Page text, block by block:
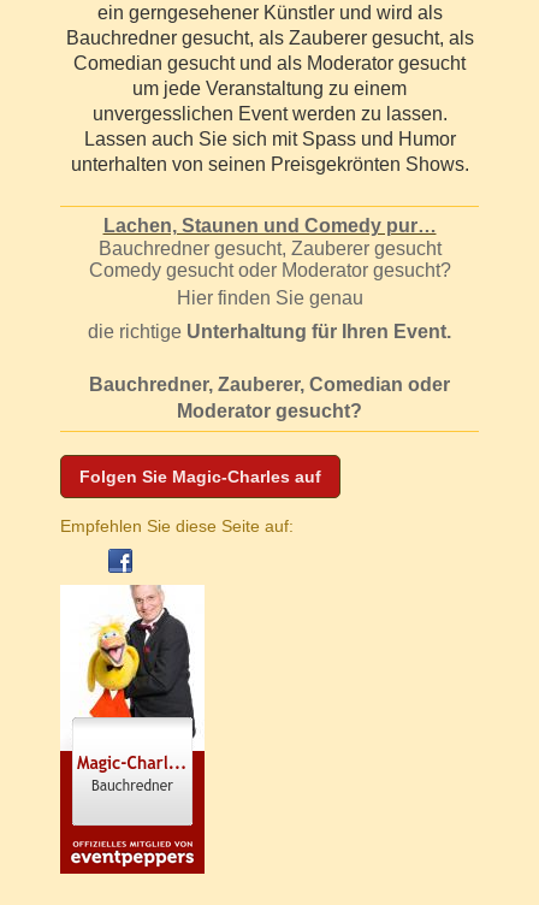
ein gerngesehener Künstler und wird als
Bauchredner gesucht, als Zauberer gesucht, als
Comedian gesucht und als Moderator gesucht
um jede Veranstaltung zu einem
unvergesslichen Event werden zu lassen.
Lassen auch Sie sich mit Spass und Humor
unterhalten von seinen Preisgekrönten Shows.
Lachen, Staunen und Comedy pur…
Bauchredner gesucht, Zauberer gesucht
Comedy gesucht oder Moderator gesucht?
Hier finden Sie genau
die richtige Unterhaltung für Ihren Event.
Bauchredner, Zauberer, Comedian oder
Moderator gesucht?
Folgen Sie Magic-Charles auf
Empfehlen Sie diese Seite auf: